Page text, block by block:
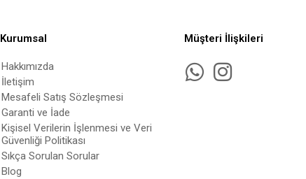
Kurumsal
Hakkımızda
İletişim
Mesafeli Satış Sözleşmesi
Garanti ve İade
Kişisel Verilerin İşlenmesi ve Veri
Güvenliği Politikası
Sıkça Sorulan Sorular
Blog
Müşteri İlişkileri